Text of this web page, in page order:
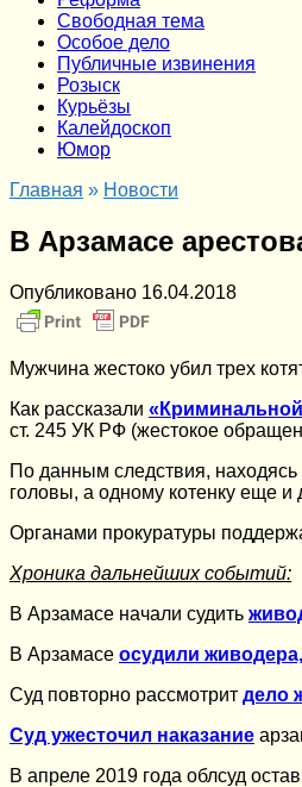
Cвободная тема
Особое дело
Публичные извинения
Розыск
Курьёзы
Калейдоскоп
Юмор
Главная » Новости
В Арзамасе
Опубликовано 16.04.2018
Мужчина жестоко убил трех
Как рассказали
ст. 245 УК РФ (жестокое
По данным следствия, находясь
головы, а одному котенку еще
Органами прокуратуры
Хроника дальнейших событий:
В Арзамасе начали судить
В Арзамасе осудили
Суд повторно рассмотрит дело
Суд ужесточил наказание
В апреле 2019 года облсуд